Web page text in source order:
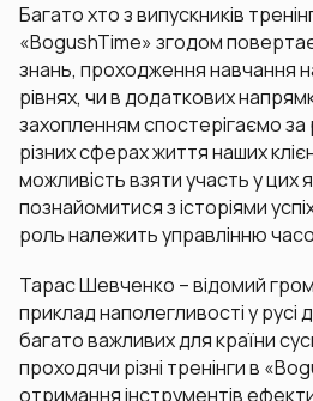
Багато хто з випускників
«BogushTime» згодом
знань, проходження навчання
рівнях, чи в додаткових
захопленням спостерігаємо
різних сферах життя наших
можливість взяти участь у цих
познайомитися з історіями
роль належить управлінню
Тарас Шевченко – відомий
приклад наполегливості у
багато важливих для країни
проходячи різні тренінги в
отримання інструментів